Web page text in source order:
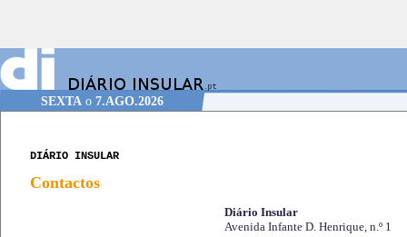
SEXTA o 7.AGO.2026
DIÁRIO INSULAR
Contactos
Diário Insular
Avenida Infante D. Henrique, n.º 1